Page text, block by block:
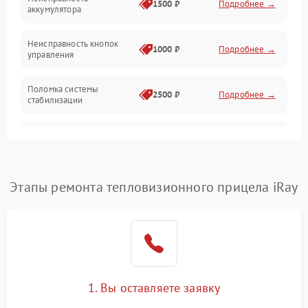
аккумулятора
1500 ₽ Подробнее →
Неисправность кнопок
управления
1000 ₽ Подробнее →
Поломка системы
стабилизации
2500 ₽ Подробнее →
Wi-Fi
1500 ₽ Подробнее →
2000 ₽
1500 ₽
Этапы ремонта тепловизионного прицела iRay
1. Вы оставляете заявку